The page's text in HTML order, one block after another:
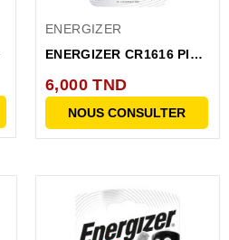
ENERGIZER
ENERGIZER CR1616 PILE
6,000 TND
NOUS CONSULTER